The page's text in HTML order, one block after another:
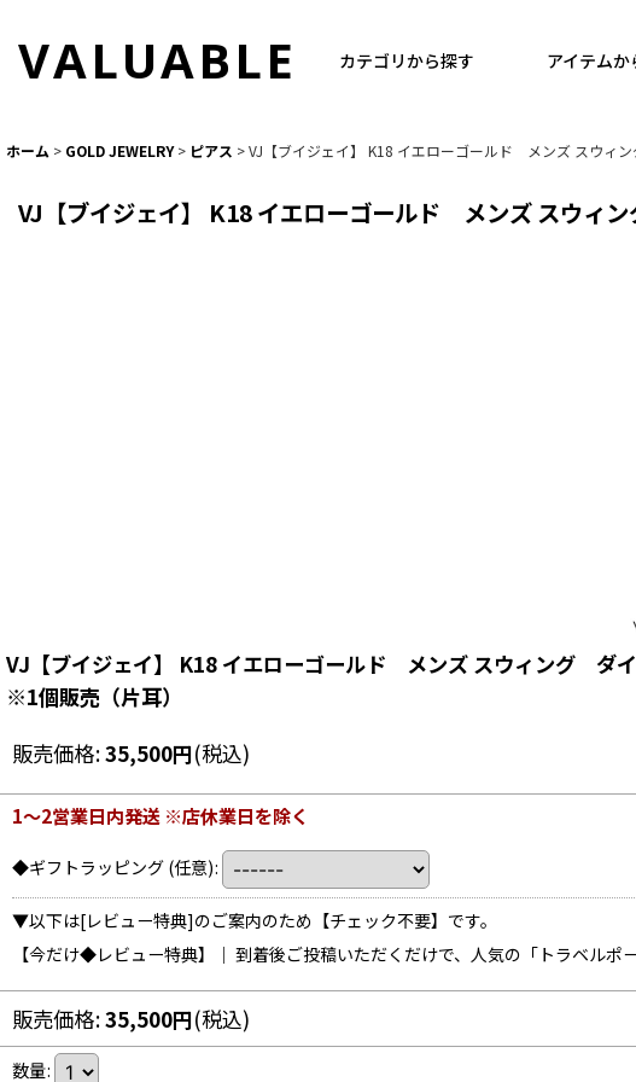
VALUABLE カテゴリから探す アイテムか
ホーム > GOLD JEWELRY > ピアス >VJ【ブイジェイ】 K18 イエローゴールド メンズ スウ
VJ【ブイジェイ】 K18 イエローゴールド メンズ スウ
VJ【ブイジェイ】 K18 イエローゴールド メンズ スウィング
※1個販売（片耳）
販売価格:35,500円(税込)
1〜2営業日内発送 ※店休業日を除く
◆ギフトラッピング (任意):
▼以下は[レビュー特典]のご案内のため【チェック不要】です。
【今だけ◆レビュー特典】｜ 到着後ご投稿いただくだけで、人気の「トラベル
販売価格:35,500円(税込)
数量: